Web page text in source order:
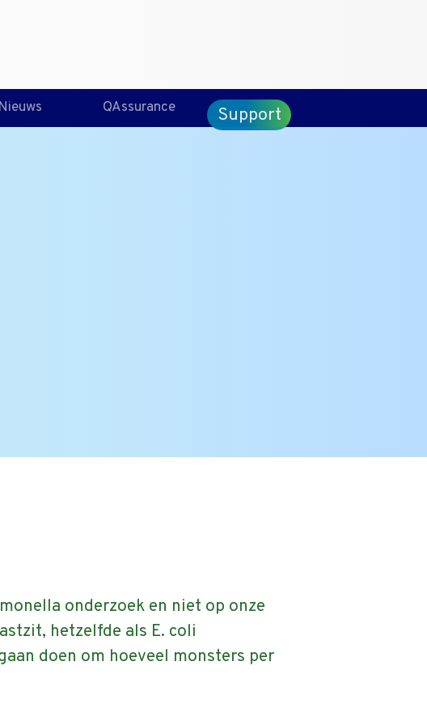
Nieuws QAssurance Support
onderzoek en niet op onze
hetzelfde als E. coli
doen om hoeveel monsters per